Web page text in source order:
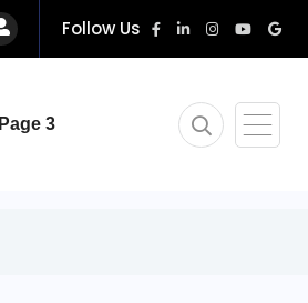
Follow Us
Page 3